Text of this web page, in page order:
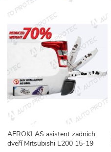
AEROKLAS asistent zadních
dveří Mitsubishi L200 15-19